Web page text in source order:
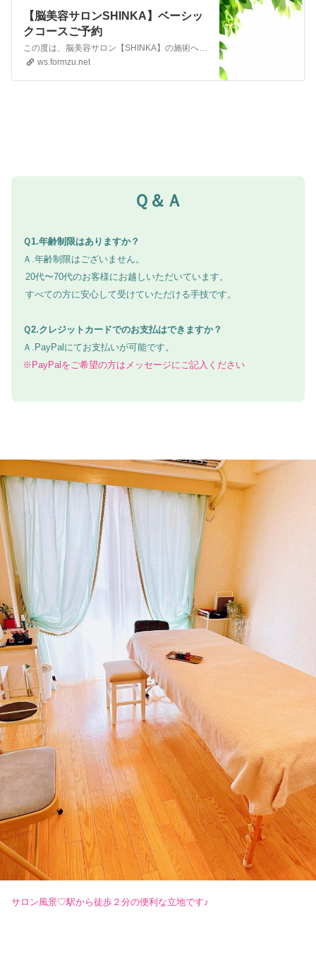
【脳美容サロンSHINKA】ベーシッ
クコースご予約
この度は、脳美容サロン【SHINKA】の施術へお申込みいただきありがとうございます。
ws.formzu.net
Ｑ＆Ａ
Ｑ1.年齢制限はありますか？
Ａ.年齢制限はございません。
20代〜70代のお客様にお越しいただいています。
すべての方に安心して受けていただける手技です。
Ｑ2.クレジットカードでのお支払はできますか？
Ａ.PayPalにてお支払いが可能です。
※PayPalをご希望の方はメッセージにご記入ください
サロン風景♡駅から徒歩２分の便利な立地です♪